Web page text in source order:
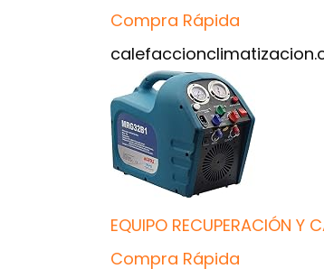
Compra Rápida
EQUIPO RECUPERACIÓN Y
Compra Rápida